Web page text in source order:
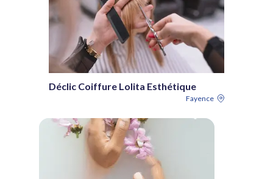
Déclic Coiffure Lolita Esthétique
Fayence